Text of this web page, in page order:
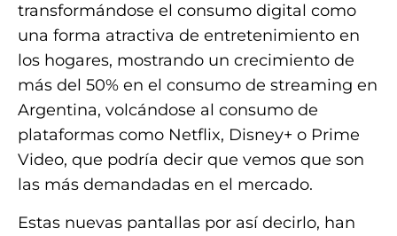
transformándose el consumo digital como
una forma atractiva de entretenimiento en
los hogares, mostrando un crecimiento de
más del 50% en el consumo de streaming en
Argentina, volcándose al consumo de
plataformas como Netflix, Disney+ o Prime
Video, que podría decir que vemos que son
las más demandadas en el mercado.
Estas nuevas pantallas por así decirlo, han